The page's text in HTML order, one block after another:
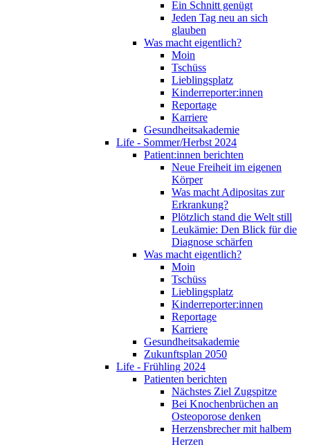
Ein Schnitt genügt
Jeden Tag neu an sich
glauben
Was macht eigentlich?
Moin
Tschüss
Lieblingsplatz
Kinderreporter:innen
Reportage
Karriere
Gesundheitsakademie
Life - Sommer/Herbst 2024
Patient:innen berichten
Neue Freiheit im eigenen
Körper
Was macht Adipositas zur
Erkrankung?
Plötzlich stand die Welt still
Leukämie: Den Blick für die
Diagnose schärfen
Was macht eigentlich?
Moin
Tschüss
Lieblingsplatz
Kinderreporter:innen
Reportage
Karriere
Gesundheitsakademie
Zukunftsplan 2050
Life - Frühling 2024
Patienten berichten
Nächstes Ziel Zugspitze
Bei Knochenbrüchen an
Osteoporose denken
Herzensbrecher mit halbem
Herzen